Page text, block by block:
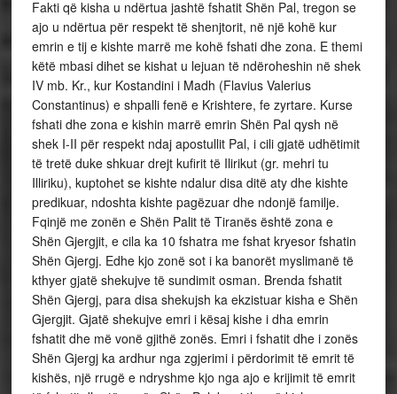
Fakti që kisha u ndërtua jashtë fshatit Shën Pal, tregon se
ajo u ndërtua për respekt të shenjtorit, në një kohë kur
emrin e tij e kishte marrë me kohë fshati dhe zona. E themi
këtë mbasi dihet se kishat u lejuan të ndëroheshin në shek
IV mb. Kr., kur Kostandini i Madh (Flavius Valerius
Constantinus) e shpalli fenë e Krishtere, fe zyrtare. Kurse
fshati dhe zona e kishin marrë emrin Shën Pal qysh në
shek I-II për respekt ndaj apostullit Pal, i cili gjatë udhëtimit
të tretë duke shkuar drejt kufirit të Ilirikut (gr. mehri tu
Illiriku), kuptohet se kishte ndalur disa ditë aty dhe kishte
predikuar, ndoshta kishte pagëzuar dhe ndonjë familje.
Fqinjë me zonën e Shën Palit të Tiranës është zona e
Shën Gjergjit, e cila ka 10 fshatra me fshat kryesor fshatin
Shën Gjergj. Edhe kjo zonë sot i ka banorët myslimanë të
kthyer gjatë shekujve të sundimit osman. Brenda fshatit
Shën Gjergj, para disa shekujsh ka ekzistuar kisha e Shën
Gjergjit. Gjatë shekujve emri i kësaj kishe i dha emrin
fshatit dhe më vonë gjithë zonës. Emri i fshatit dhe i zonës
Shën Gjergj ka ardhur nga zgjerimi i përdorimit të emrit të
kishës, një rrugë e ndryshme kjo nga ajo e krijimit të emrit